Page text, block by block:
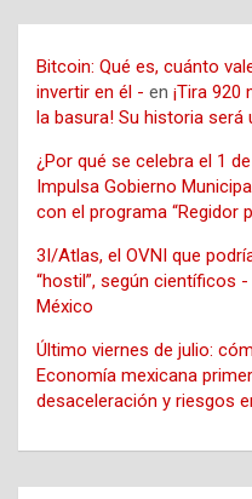
Bitcoin: Qué es, cuánto
invertir en él - en ¡Tira
la basura! Su historia
¿Por qué se celebra el 1
Impulsa Gobierno
con el programa “Regidor
3I/Atlas, el OVNI que
“hostil”, según científicos -
México
Último viernes de julio:
Economía mexicana
desaceleración y riesgos